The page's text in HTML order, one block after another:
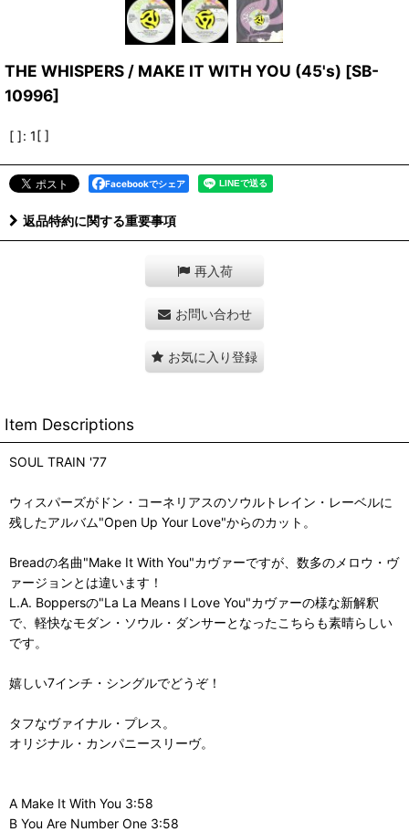
THE WHISPERS / MAKE IT WITH YOU (45's) [SB-
10996]
[ ]: 1[ ]
Facebookでシェア
返品特約に関する重要事項
再入荷
お問い合わせ
お気に入り登録
Item Descriptions
SOUL TRAIN '77
ウィスパーズがドン・コーネリアスのソウルトレイン・レーベルに
残したアルバム"Open Up Your Love"からのカット。
Breadの名曲"Make It With You"カヴァーですが、数多のメロウ・ヴ
ァージョンとは違います！
L.A. Boppersの"La La Means I Love You"カヴァーの様な新解釈
で、軽快なモダン・ソウル・ダンサーとなったこちらも素晴らしい
です。
嬉しい7インチ・シングルでどうぞ！
タフなヴァイナル・プレス。
オリジナル・カンパニースリーヴ。
A Make It With You 3:58
B You Are Number One 3:58